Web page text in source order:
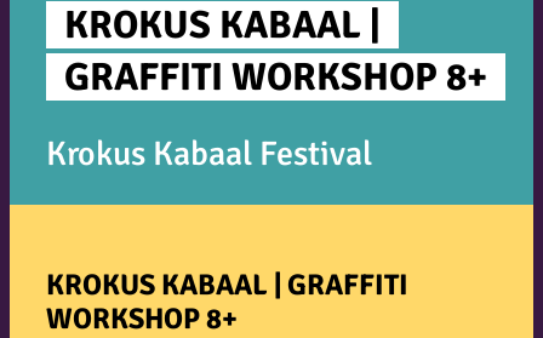
KROKUS KABAAL |
GRAFFITI WORKSHOP 8+
Krokus Kabaal Festival
KROKUS KABAAL | GRAFFITI
WORKSHOP 8+